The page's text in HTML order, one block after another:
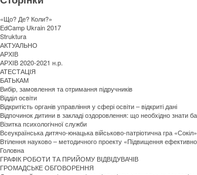
«Що? Де? Коли?»
EdCamp Ukrain 2017
Struktura
АКТУАЛЬНО
АРХІВ
АРХІВ 2020-2021 н.р.
АТЕСТАЦІЯ
БАТЬКАМ
Вибір, замовлення та отримання підручників
Відділ освіти
Відкритість органів управління у сфері освіти – відкриті дані
Відпочинок дитини в закладі оздоровлення: що необхідно знати
Візитка психологічної служби
Всеукраїнська дитячо-юнацька військово-патріотична гра
Втілення науково – методичного проекту «Підвищення
Головна
ГРАФІК РОБОТИ ТА ПРИЙОМУ ВІДВІДУВАЧІВ
ГРОМАДСЬКЕ ОБГОВОРЕННЯ